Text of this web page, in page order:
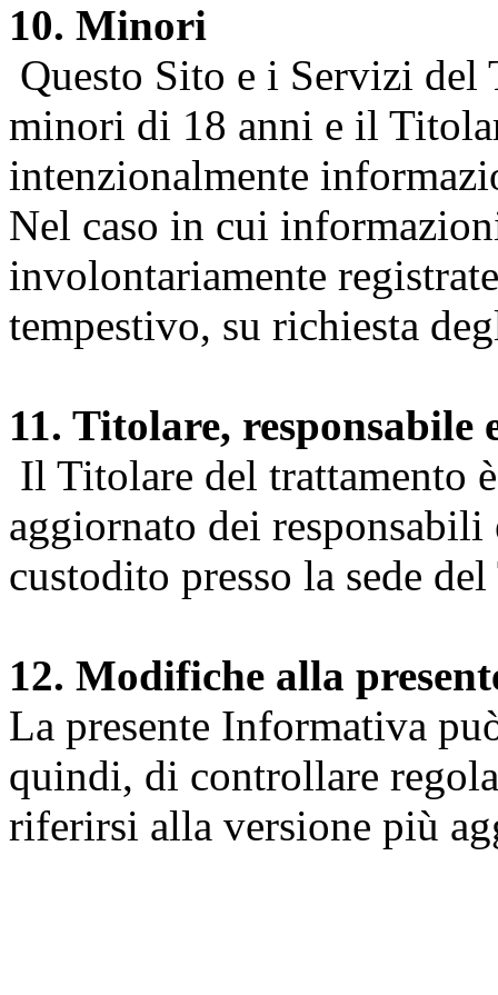
10. Minori
Questo Sito e i Servizi del
minori di 18 anni e il
intenzionalmente
Nel caso in cui
involontariamente
tempestivo, su richiesta
11. Titolare, responsabile
Il Titolare del trattamento
aggiornato dei
custodito presso la sede
12. Modifiche alla
La presente Informativa
quindi, di controllare
riferirsi alla versione più